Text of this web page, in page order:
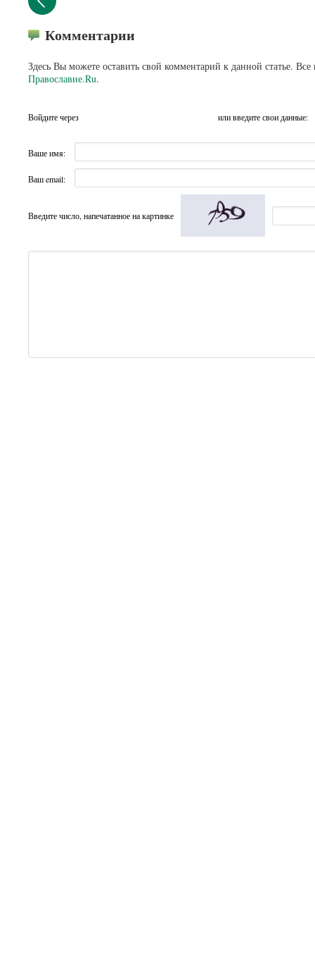
Комментарии
Здесь Вы можете оставить свой комментарий к данной статье.
Православие.Ru.
Войдите через или введите свои данные:
Ваше имя:
Ваш email:
Введите число, напечатанное на картинке